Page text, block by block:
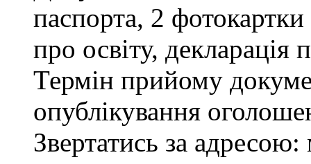
паспорта, 2
про освіту, декларація
Термін прийому
опублікування
Звертатись за